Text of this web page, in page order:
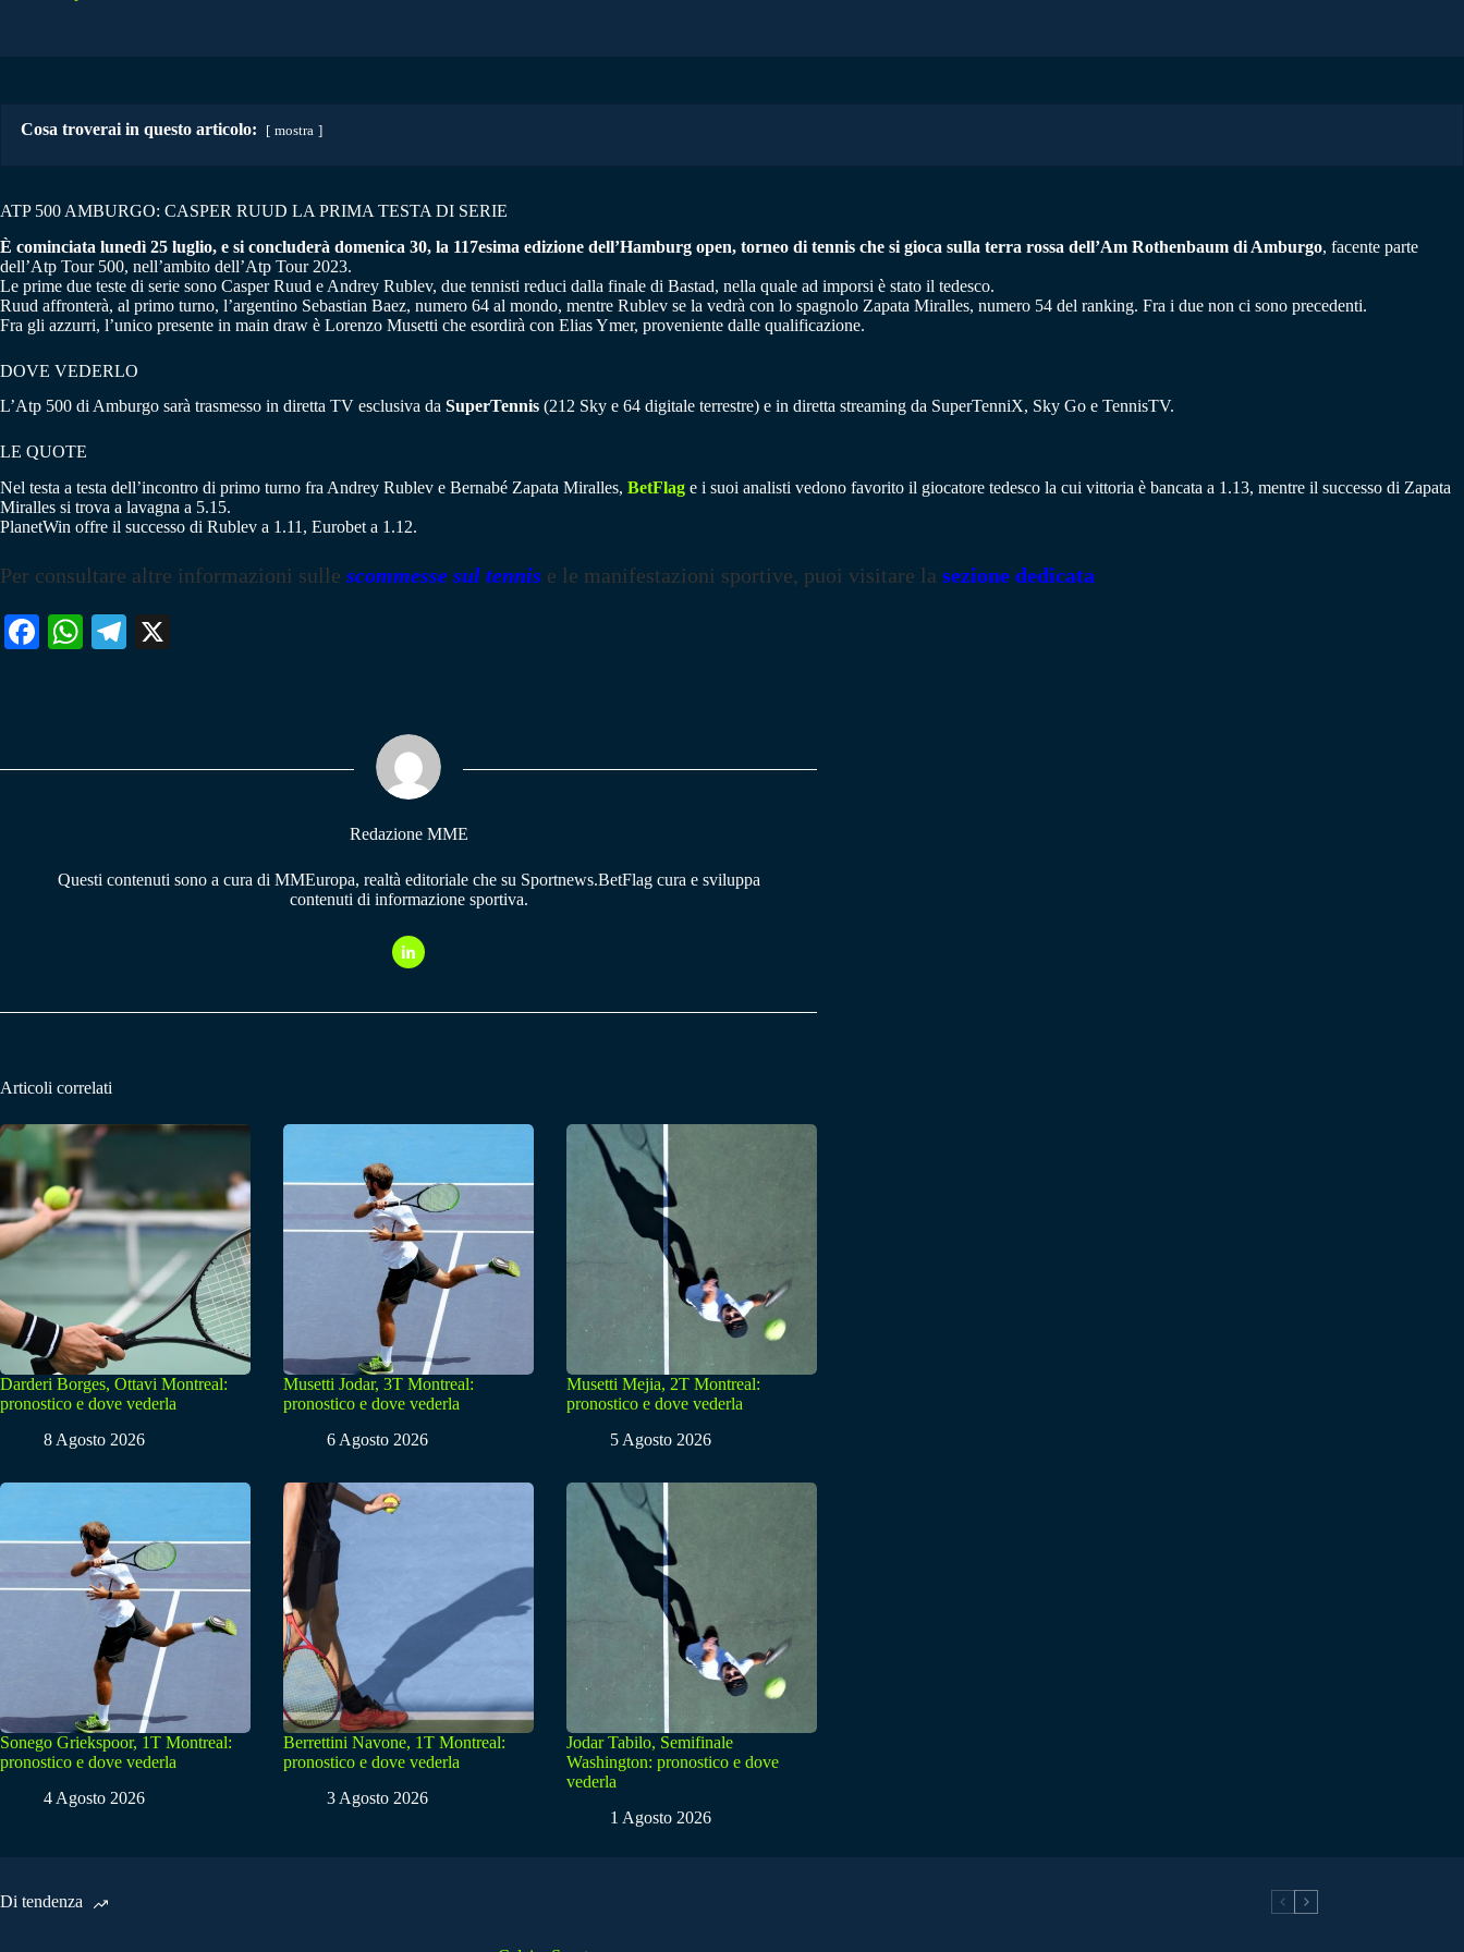
Cosa troverai in questo articolo: mostra
ATP 500 AMBURGO: CASPER RUUD LA PRIMA TESTA DI SERIE
È cominciata lunedì 25 luglio, e si concluderà domenica 30, la 117esima edizione dell’Hamburg open, torneo di tennis che si gioca sulla terra rossa dell’Am Rothenbaum di Amburgo, facente parte
dell’Atp Tour 500, nell’ambito dell’Atp Tour 2023.
Le prime due teste di serie sono Casper Ruud e Andrey Rublev, due tennisti reduci dalla finale di Bastad, nella quale ad imporsi è stato il tedesco.
Ruud affronterà, al primo turno, l’argentino Sebastian Baez, numero 64 al mondo, mentre Rublev se la vedrà con lo spagnolo Zapata Miralles, numero 54 del ranking. Fra i due non ci sono precedenti.
Fra gli azzurri, l’unico presente in main draw è Lorenzo Musetti che esordirà con Elias Ymer, proveniente dalle qualificazione.
DOVE VEDERLO
L’Atp 500 di Amburgo sarà trasmesso in diretta TV esclusiva da SuperTennis (212 Sky e 64 digitale terrestre) e in diretta streaming da SuperTenniX, Sky Go e TennisTV.
LE QUOTE
Nel testa a testa dell’incontro di primo turno fra Andrey Rublev e Bernabé Zapata Miralles, BetFlag e i suoi analisti vedono favorito il giocatore tedesco la cui vittoria è bancata a 1.13, mentre il successo di Zapata
Miralles si trova a lavagna a 5.15.
PlanetWin offre il successo di Rublev a 1.11, Eurobet a 1.12.
Per consultare altre informazioni sulle scommesse sul tennis e le manifestazioni sportive, puoi visitare la sezione dedicata
Fa W
pp
Te
m
Redazione MME
Questi contenuti sono a cura di MMEuropa, realtà editoriale che su Sportnews.BetFlag cura e sviluppa
contenuti di informazione sportiva.
Articoli correlati
Darderi Borges, Ottavi Montreal:
pronostico e dove vederla
8 Agosto 2026
Musetti Jodar, 3T Montreal:
pronostico e dove vederla
6 Agosto 2026
Musetti Mejia, 2T Montreal:
pronostico e dove vederla
5 Agosto 2026
Sonego Griekspoor, 1T Montreal:
pronostico e dove vederla
4 Agosto 2026
Berrettini Navone, 1T Montreal:
pronostico e dove vederla
3 Agosto 2026
Jodar Tabilo, Semifinale
Washington: pronostico e dove
vederla
1 Agosto 2026
Di tendenza